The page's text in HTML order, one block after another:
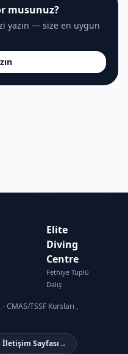
musunuz?
yazın — size en uygun
Elite
Diving
Centre
Fethiye Tüplü
Dalış
CMAS/TSSF Kursları ,
İletişim Sayfası→